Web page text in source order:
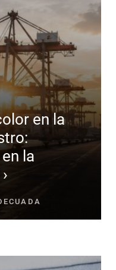
en la
la